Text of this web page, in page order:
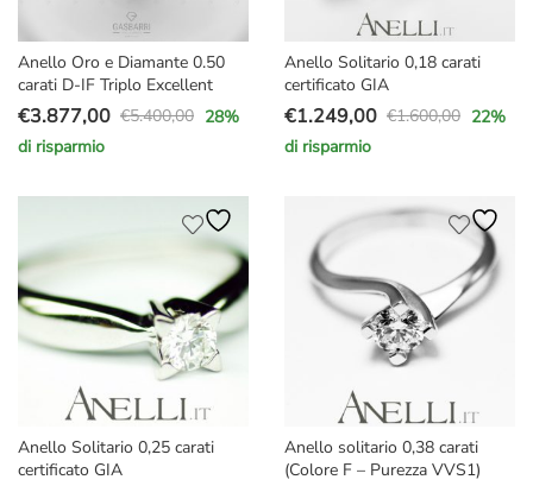
Anello Oro e Diamante 0.50
carati D-IF Triplo Excellent
€5.400,00
Il
prezzo
€5.400,00.
€3.877,00
Il
prezzo
€3.877,00.
28%
di risparmio
Anello Solitario 0,18 carati
certificato GIA
€1.600,00
Il
prezzo
€1.600,00.
€1.249,00
Il
prezzo
€1.249,00.
22%
di risparmio
Anello Solitario 0,25 carati
certificato GIA
Anello solitario 0,38 carati
(Colore F – Purezza VVS1)